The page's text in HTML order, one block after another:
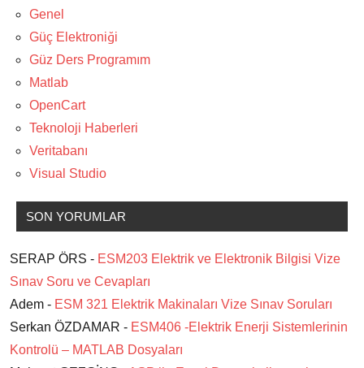
Genel
Güç Elektroniği
Güz Ders Programım
Matlab
OpenCart
Teknoloji Haberleri
Veritabanı
Visual Studio
SON YORUMLAR
SERAP ÖRS - ESM203 Elektrik ve Elektronik Bilgisi Vize
Sınav Soru ve Cevapları
Adem - ESM 321 Elektrik Makinaları Vize Sınav Soruları
Serkan ÖZDAMAR - ESM406 -Elektrik Enerji Sistemlerinin
Kontrolü – MATLAB Dosyaları